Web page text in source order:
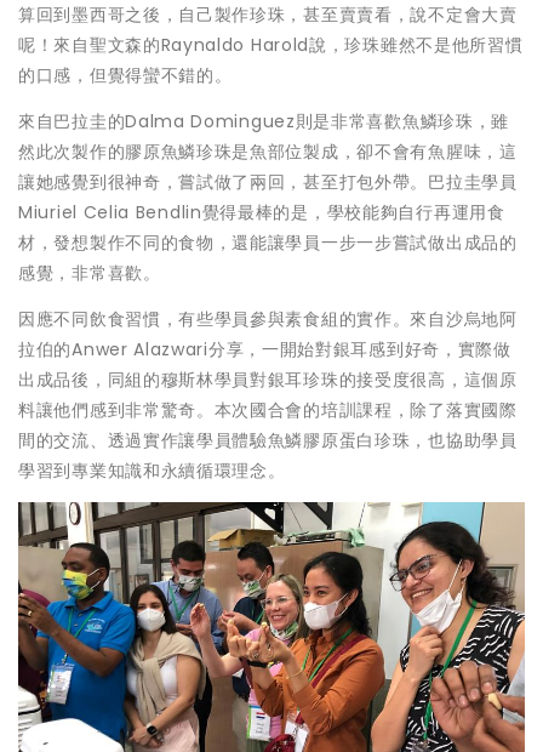
算回到墨西哥之後，自己製作珍珠，甚至賣賣看，說不定會大賣
呢！來自聖文森的Raynaldo Harold說，珍珠雖然不是他所習慣
的口感，但覺得蠻不錯的。
來自巴拉圭的Dalma Dominguez則是非常喜歡魚鱗珍珠，雖
然此次製作的膠原魚鱗珍珠是魚部位製成，卻不會有魚腥味，這
讓她感覺到很神奇，嘗試做了兩回，甚至打包外帶。巴拉圭學員
Miuriel Celia Bendlin覺得最棒的是，學校能夠自行再運用食
材，發想製作不同的食物，還能讓學員一步一步嘗試做出成品的
感覺，非常喜歡。
因應不同飲食習慣，有些學員參與素食組的實作。來自沙烏地阿
拉伯的Anwer Alazwari分享，一開始對銀耳感到好奇，實際做
出成品後，同組的穆斯林學員對銀耳珍珠的接受度很高，這個原
料讓他們感到非常驚奇。本次國合會的培訓課程，除了落實國際
間的交流、透過實作讓學員體驗魚鱗膠原蛋白珍珠，也協助學員
學習到專業知識和永續循環理念。